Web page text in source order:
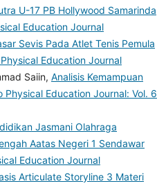
U-17 PB Hollywood Samarinda
Education Journal
Sevis Pada Atlet Tenis Pemula
Education Journal
Saiin, Analisis Kemampuan
Physical Education Journal: Vol. 6
Jasmani Olahraga
Aatas Negeri 1 Sendawar
Education Journal
Articulate Storyline 3 Materi